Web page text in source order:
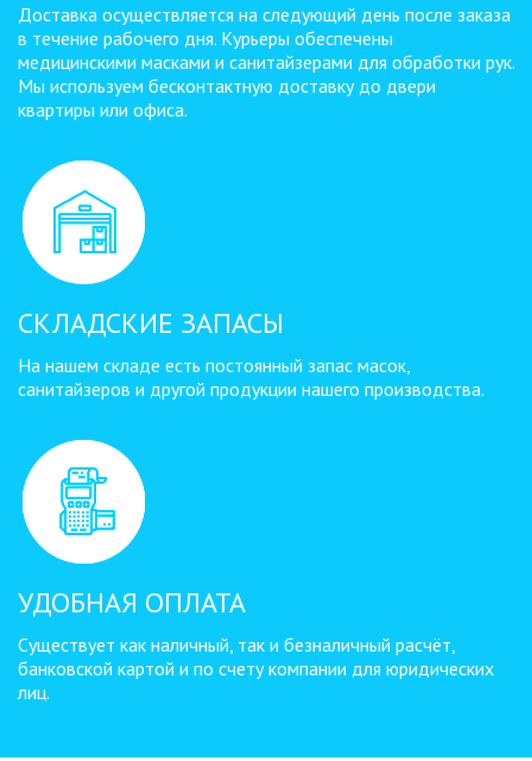
Доставка осуществляется на следующий день после заказа
в течение рабочего дня. Курьеры обеспечены
медицинскими масками и санитайзерами для обработки рук.
Мы используем бесконтактную доставку до двери
квартиры или офиса.
СКЛАДСКИЕ ЗАПАСЫ
На нашем складе есть постоянный запас масок,
санитайзеров и другой продукции нашего производства.
УДОБНАЯ ОПЛАТА
Существует как наличный, так и безналичный расчёт,
банковской картой и по счету компании для юридических
лиц.